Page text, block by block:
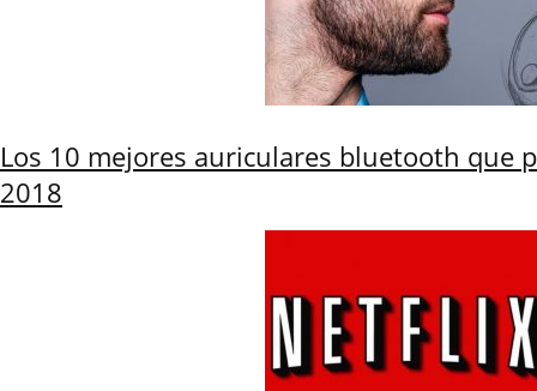
Los 10 mejores auriculares bluetooth que
2018